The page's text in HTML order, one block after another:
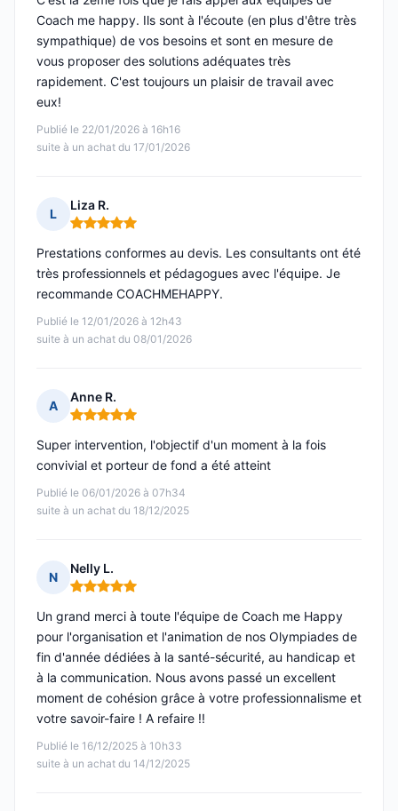
Publié le 22/01/2026 à 16h16
suite à un achat du 17/01/2026
Coach me happy. Ils sont à l'écoute (en plus d'être très
sympathique) de vos besoins et sont en mesure de
vous proposer des solutions adéquates très
rapidement. C'est toujours un plaisir de travail avec
eux!
L
Liza R.
Note : 5 sur 5
Publié le 12/01/2026 à 12h43
suite à un achat du 08/01/2026
Prestations conformes au devis. Les consultants ont été
très professionnels et pédagogues avec l'équipe. Je
recommande COACHMEHAPPY.
A
Anne R.
Note : 5 sur 5
Publié le 06/01/2026 à 07h34
suite à un achat du 18/12/2025
Super intervention, l'objectif d'un moment à la fois
convivial et porteur de fond a été atteint
N
Nelly L.
Note : 5 sur 5
Publié le 16/12/2025 à 10h33
suite à un achat du 14/12/2025
Un grand merci à toute l'équipe de Coach me Happy
pour l'organisation et l'animation de nos Olympiades de
fin d'année dédiées à la santé-sécurité, au handicap et
à la communication. Nous avons passé un excellent
moment de cohésion grâce à votre professionnalisme et
votre savoir-faire ! A refaire !!